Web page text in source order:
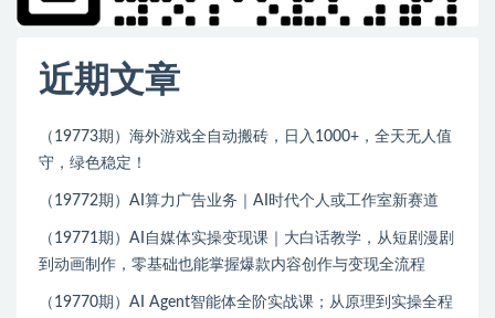
近期文章
（19773期）海外游戏全自动搬砖，日入1000+，全天无人值
守，绿色稳定！
（19772期）AI算力广告业务｜AI时代个人或工作室新赛道
（19771期）AI自媒体实操变现课｜大白话教学，从短剧漫剧
到动画制作，零基础也能掌握爆款内容创作与变现全流程
（19770期）AI Agent智能体全阶实战课；从原理到实操全程